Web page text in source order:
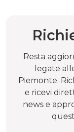
Resta
legate
Piemonte.
e ricevi
news e